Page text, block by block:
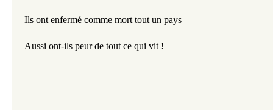
Ils ont enfermé comme mort tout un pays
Aussi ont-ils peur de tout ce qui vit !